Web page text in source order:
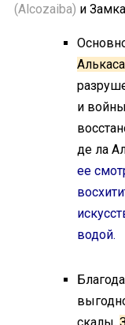
(Alcozaiba) и
и
де ла
ее
водой.